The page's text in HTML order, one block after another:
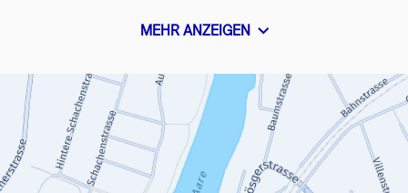
MEHR ANZEIGEN
UND
VON
MAX
MARA
FASHION